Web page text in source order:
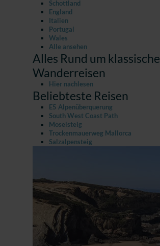
Schottland
England
Italien
Portugal
Wales
Alle ansehen
Alles Rund um klassische
Wanderreisen
Hier nachlesen
Beliebteste Reisen
E5 Alpenüberquerung
South West Coast Path
Moselsteig
Trockenmauerweg Mallorca
Salzalpensteig